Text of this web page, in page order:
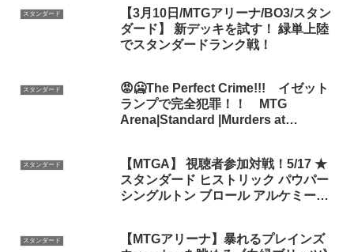
スタンダード
【3月10日/MTGアリーナ/BO3/スタン
ダード】 新デッキを試す！ 緑単上陸
でスタンダードランク戦！
スタンダード
😡🥶The Perfect Crime!!! イゼット
ランプで完全犯罪！！ MTG
Arena|Standard |Murders at
スタンダード
【MTGA】 視聴者参加対戦！5/17 ★
スタンダード ヒストリック パウパー
シングルトン ブロール アルケミー
スタンダード
【MTGアリーナ】暴れるプレインズ